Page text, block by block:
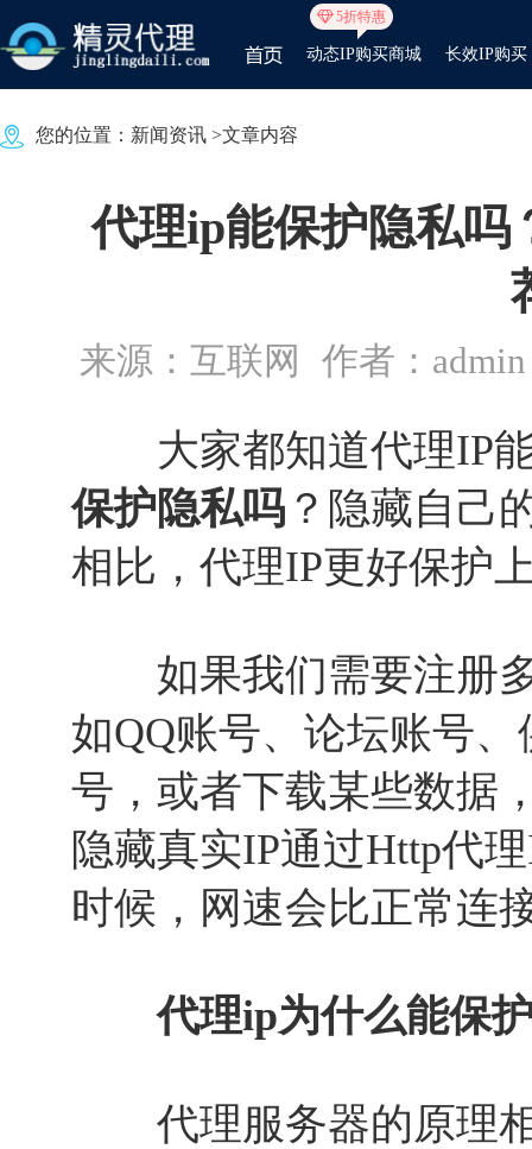
5折特惠
动态IP购买商城 长效IP购买
您的位置： 新闻资讯 >文章内容
代理ip能保护隐私吗
来源：互联网 作者：admin
大家都知道代理IP能
保护隐私吗 ？隐藏自己
相比，代理IP更好保护
如果我们需要注册多
如QQ账号、论坛账号
号，或者下载某些数据
隐藏真实IP通过Http代
时候，网速会比正常连
代理ip为什么能保
代理服务器的原理相